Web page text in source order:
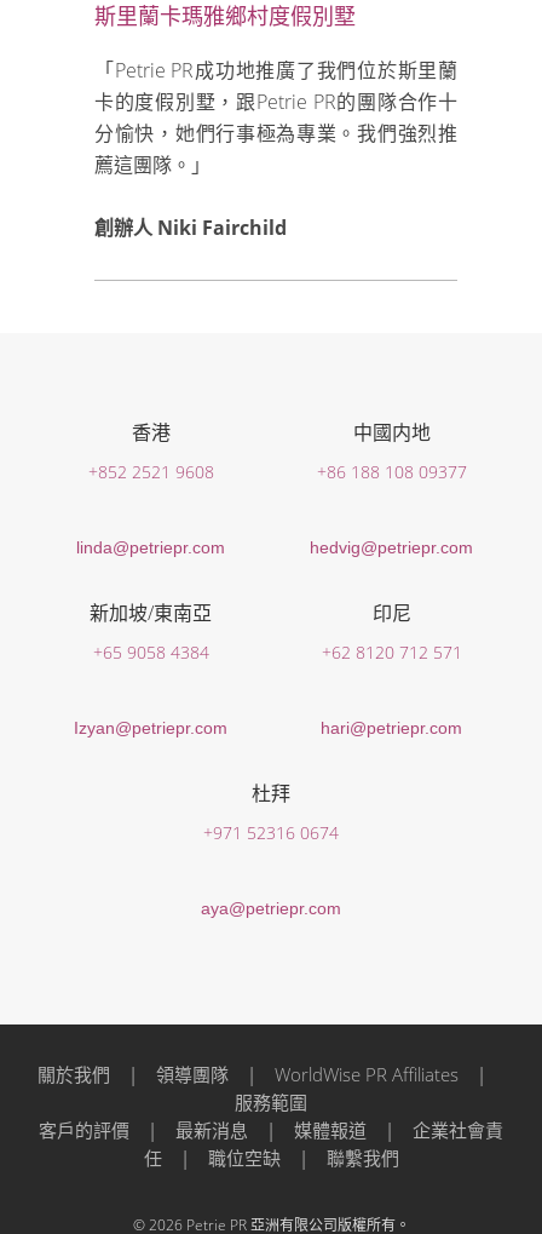
斯里蘭卡瑪雅鄉村度假別墅
「Petrie PR成功地推廣了我們位於斯里蘭
卡的度假別墅，跟Petrie PR的團隊合作十
分愉快，她們行事極為專業。我們強烈推
薦這團隊。」
創辦人 Niki Fairchild
香港
+852 2521 9608
linda@petriepr.com
中國内地
+86 188 108 09377
hedvig@petriepr.com
新加坡/東南亞
+65 9058 4384
Izyan@petriepr.com
印尼
+62 8120 712 571
hari@petriepr.com
杜拜
+971 52316 0674
aya@petriepr.com
關於我們 | 領導團隊 | WorldWise PR Affiliates |
服務範圍
客戶的評價 | 最新消息 | 媒體報道 | 企業社會責
任| 職位空缺| 聯繫我們
© 2026 Petrie PR 亞洲有限公司版權所有。